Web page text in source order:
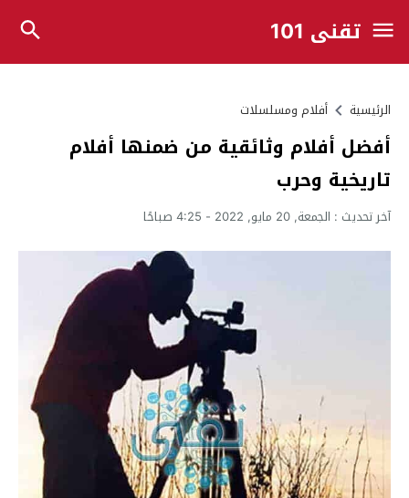
تقني 101
الرئيسية أفلام ومسلسلات
أفضل أفلام وثائقية من ضمنها أفلام
تاريخية وحرب
آخر تحديث : الجمعة, 20 مايو, 2022 - 4:25 صباحًا